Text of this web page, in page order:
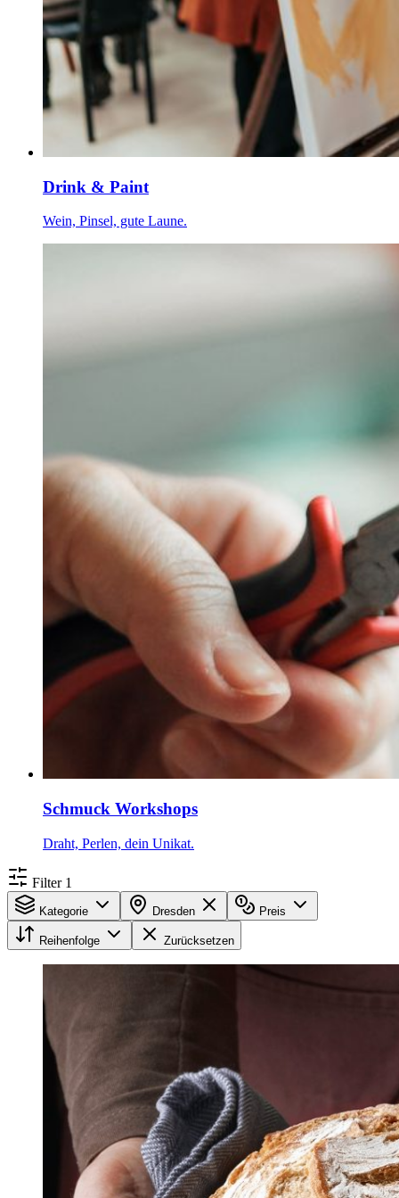
Drink & Paint
Wein, Pinsel, gute Laune.
Schmuck Workshops
Draht, Perlen, dein Unikat.
Filter 1
Kategorie Dresden Preis
Reihenfolge Zurücksetzen